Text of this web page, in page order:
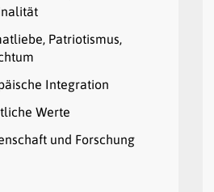
Patriotismus,
Integration
Werte
und Forschung